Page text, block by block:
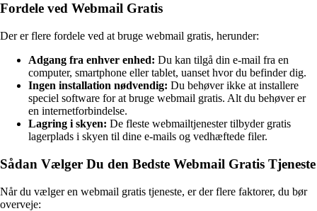
Fordele ved Webmail Gratis
Der er flere fordele ved at bruge webmail gratis, herunder:
Adgang fra enhver enhed: Du kan tilgå din e-mail fra en
computer, smartphone eller tablet, uanset hvor du befinder dig.
Ingen installation nødvendig: Du behøver ikke at installere
speciel software for at bruge webmail gratis. Alt du behøver er
en internetforbindelse.
Lagring i skyen: De fleste webmailtjenester tilbyder gratis
lagerplads i skyen til dine e-mails og vedhæftede filer.
Sådan Vælger Du den Bedste Webmail Gratis Tjeneste
Når du vælger en webmail gratis tjeneste, er der flere faktorer, du bør
overveje: